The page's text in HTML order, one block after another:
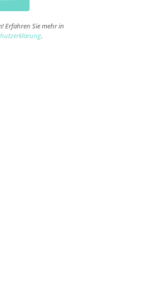
Erfahren Sie mehr in
.